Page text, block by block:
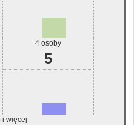
4 osoby
5
i więcej